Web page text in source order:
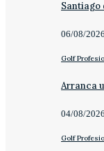
Santiago
06/08/2026
Golf
Arranca
04/08/2026
Golf